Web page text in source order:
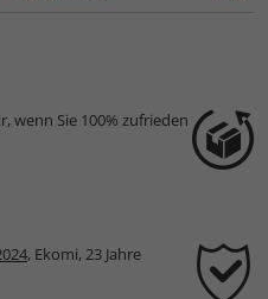
wenn Sie 100% zufrieden
, Ekomi, 23 Jahre